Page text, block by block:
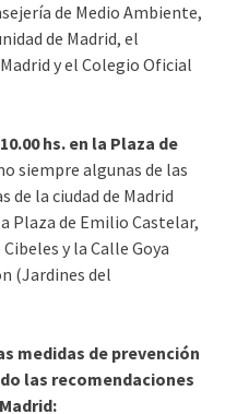
de Medio Ambiente,
de Madrid, el
y el Colegio Oficial
hs. en la Plaza de
siempre algunas de las
de la ciudad de Madrid
Plaza de Emilio Castelar,
y la Calle Goya
(Jardines del
medidas de prevención
las recomendaciones